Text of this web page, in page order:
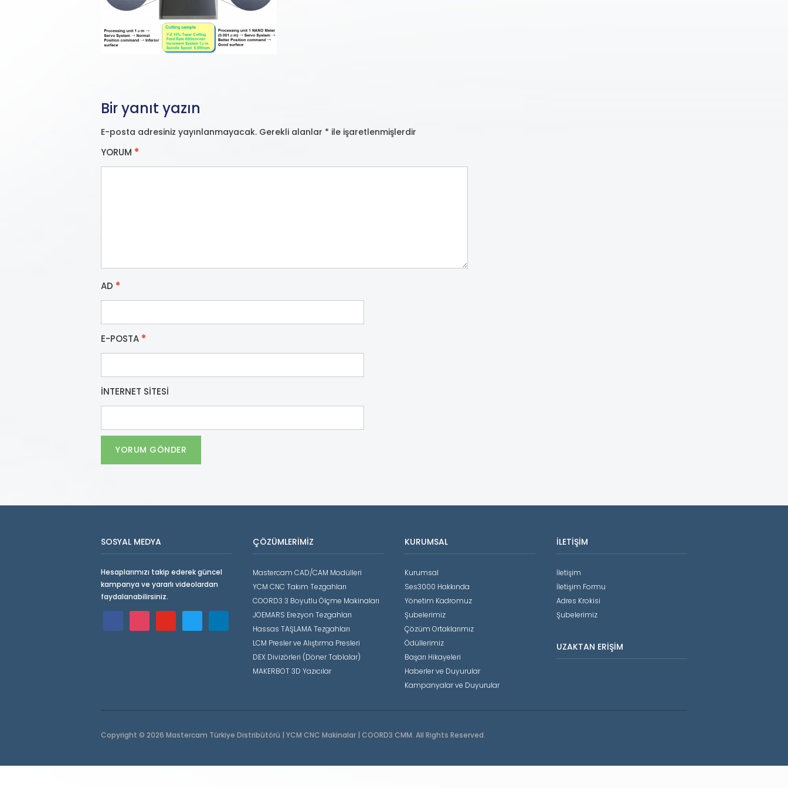
Bir yanıt yazın
E-posta adresiniz yayınlanmayacak. Gerekli alanlar * ile işaretlenmişlerdir
YORUM *
AD *
E-POSTA *
İNTERNET SITESI
SOSYAL MEDYA
Hesaplarımızı takip ederek güncel
kampanya ve yararlı videolardan
faydalanabilirsiniz.
ÇÖZÜMLERIMIZ
Mastercam CAD/CAM Modülleri
YCM CNC Takım Tezgahları
COORD3 3 Boyutlu Ölçme Makinaları
JOEMARS Erezyon Tezgahları
Hassas TAŞLAMA Tezgahları
LCM Presler ve Alıştırma Presleri
DEX Divizörleri (Döner Tablalar)
MAKERBOT 3D Yazıcılar
KURUMSAL
Kurumsal
Ses3000 Hakkında
Yönetim Kadromuz
Şubelerimiz
Çözüm Ortaklarımız
Ödüllerimiz
Başarı Hikayeleri
Haberler ve Duyurular
Kampanyalar ve Duyurular
İLETIŞIM
İletişim
İletişim Formu
Adres Krokisi
Şubelerimiz
UZAKTAN ERIŞIM
Copyright © 2026 Mastercam Türkiye Distribütörü | YCM CNC Makinalar | COORD3 CMM. All Rights Reserved.